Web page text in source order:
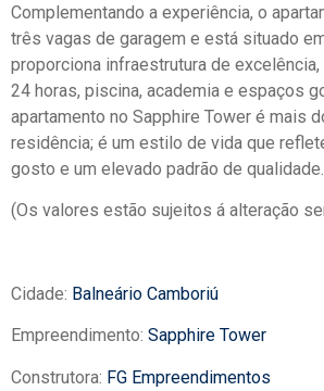
Complementando a experiência, o
três vagas de garagem e está situado
proporciona infraestrutura de
24 horas, piscina, academia e espaços
apartamento no Sapphire Tower é mais
residência; é um estilo de vida que
gosto e um elevado padrão de qualidade.
(Os valores estão sujeitos á alteração
Cidade: Balneário Camboriú
Empreendimento: Sapphire Tower
Construtora: FG Empreendimentos